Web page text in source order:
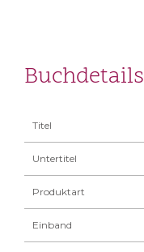
Buchdetails
Titel
Untertitel
Produktart
Einband